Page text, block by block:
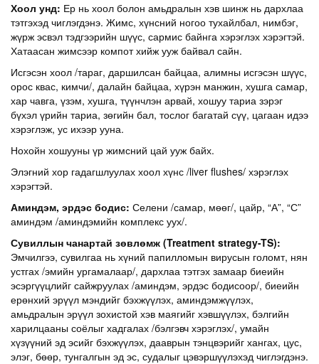
Хоол унд: Ер нь хоол болон амьдралын хэв шинж нь дархлаа
тэтгэхэд чиглэгдэнэ. Жимс, хүнсний ногоо тухайлбал, нимбэг,
жүрж эсвэл тэдгээрийн шүүс, сармис байнга хэрэглэх хэрэгтэй.
Хатаасан жимсээр компот хийж ууж байвал сайн.
Исгэсэн хоол /тараг, даршилсан байцаа, алимны исгэсэн шүүс,
орос квас, кимчи/, далайн байцаа, хүрэн манжин, хушга самар,
хар чавга, үзэм, хушга, түүнчлэн арвай, хошуу тариа зэрэг
бүхэл үрийн тариа, зөгийн бал, тослог багатай сүү, цагаан идээ
хэрэглэж, ус ихээр ууна.
Нохойн хошууны үр жимсний цай ууж байх.
Элэгний хор гадагшлуулах хоол хүнс /liver flushes/ хэрэглэх
хэрэгтэй.
Аминдэм, эрдэс бодис: Селени /самар, мөөг/, цайр, “А”, “С”
аминдэм /аминдэмийн комплекс уух/.
Сувиллын чанартай зөвлөмж (Treatment strategy-TS):
Эмчилгээ, сувилгаа нь хүний папилломын вирусын голомт, нян
устгах /эмийн ургамалаар/, дархлаа тэтгэх замаар биеийн
эсэргүүцлийг сайжруулах /аминдэм, эрдэс бодисоор/, биеийн
ерөнхий эрүүл мэндийг бэхжүүлэх, аминдэмжүүлэх,
амьдралын эрүүл зохистой хэв маягийг хэвшүүлэх, бэлгийн
харилцааны соёлыг хадгалах /бэлгэвч хэрэглэх/, умайн
хүзүүний эд эсийг бэхжүүлэх, дааврын тэнцвэрийг хангах, цус,
элэг, бөөр, тунгалгын эд эс, судалыг цэвэршүүлэхэд чиглэгдэнэ.